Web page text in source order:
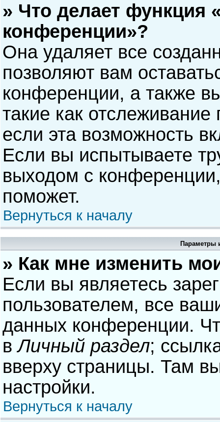
» Что делает функция
конференции»?
Она удаляет все
позволяют вам
конференции, а также
такие как
если эта возможность
Если вы испытываете
выходом с
поможет.
Вернуться к началу
Параметры
» Как мне изменить
Если вы являетесь
пользователем, все
данных конференции.
вЛичный раздел;
вверху страницы. Там
настройки.
Вернуться к началу